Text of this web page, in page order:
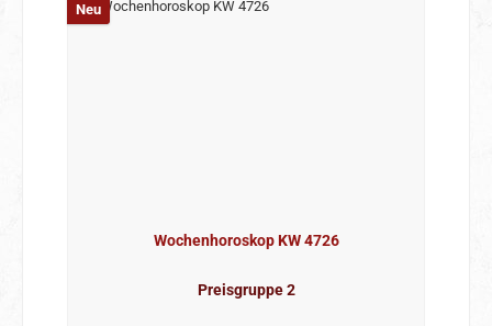
Neu
Wochenhoroskop KW 4726
Preisgruppe 2